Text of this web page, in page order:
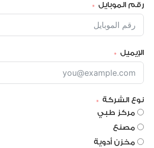
رقم الموبايل
الإيميل
نوع الشركة
مركز طبي
مصنع
مخزن أدوية